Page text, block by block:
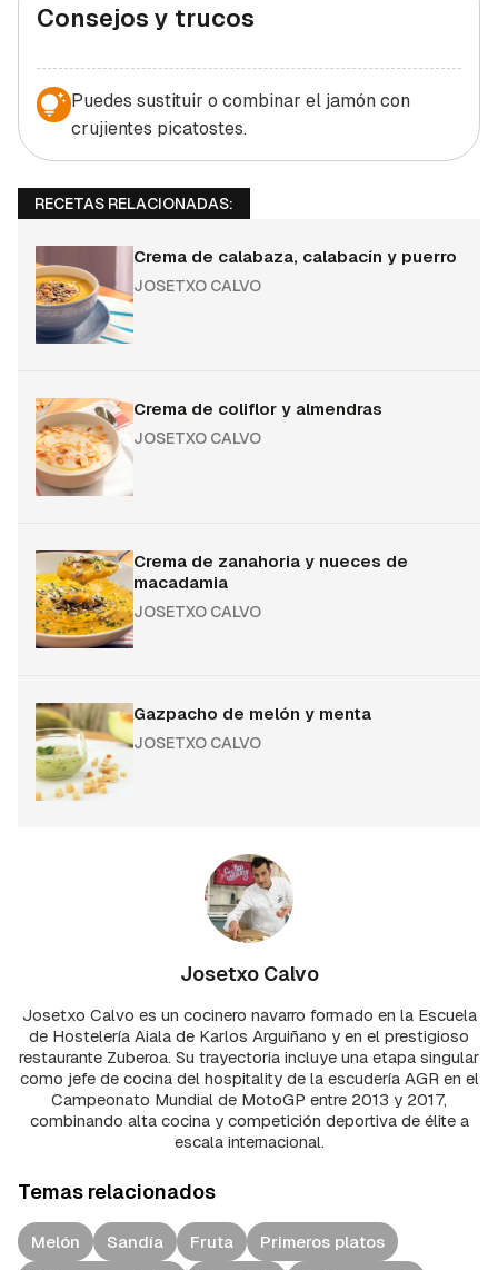
Consejos y trucos
Puedes sustituir o combinar el jamón con
crujientes picatostes.
RECETAS RELACIONADAS:
Crema de calabaza, calabacín y puerro
JOSETXO CALVO
Crema de coliflor y almendras
JOSETXO CALVO
Crema de zanahoria y nueces de
macadamia
JOSETXO CALVO
Gazpacho de melón y menta
JOSETXO CALVO
Josetxo Calvo
Josetxo Calvo es un cocinero navarro formado en la Escuela
de Hostelería Aiala de Karlos Arguiñano y en el prestigioso
restaurante Zuberoa. Su trayectoria incluye una etapa singular
como jefe de cocina del hospitality de la escudería AGR en el
Campeonato Mundial de MotoGP entre 2013 y 2017,
combinando alta cocina y competición deportiva de élite a
escala internacional.
Temas relacionados
Melón Sandía Fruta
Primeros platos